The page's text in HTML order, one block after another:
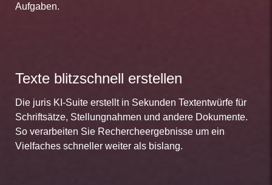
Aufgaben.
Texte blitzschnell erstellen
Die juris KI-Suite erstellt in Sekunden Textentwürfe für
Schriftsätze, Stellungnahmen und andere Dokumente.
So verarbeiten Sie Rechercheergebnisse um ein
Vielfaches schneller weiter als bislang.